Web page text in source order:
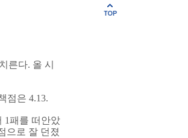
른다. 올 시
점은 4.13.
1패를 떠안았
으로 잘 던졌